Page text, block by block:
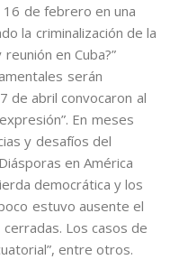
de febrero en una
la criminalización de la
en Cuba?”
serán
de abril convocaron al
En meses
y desafíos del
en América
democrática y los
estuvo ausente el
Los casos de
entre otros.